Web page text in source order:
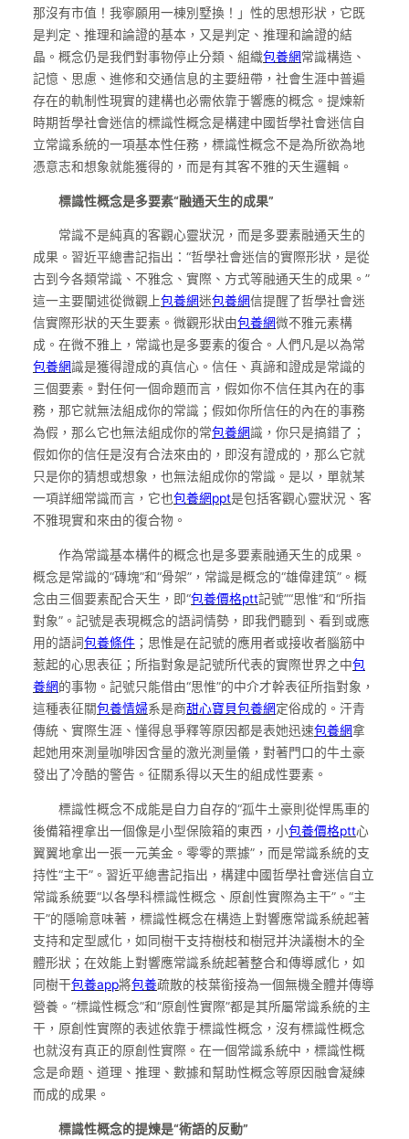
那沒有市值！我寧願用一棟別墅換！」性的思想形狀，它既
是判定、推理和論證的基本，又是判定、推理和論證的結
晶。概念仍是我們對事物停止分類、組織包養網常識構造、
記憶、思慮、進修和交通信息的主要紐帶，社會生涯中普遍
存在的軌制性現實的建構也必需依靠于響應的概念。提煉新
時期哲學社會迷信的標識性概念是構建中國哲學社會迷信自
立常識系統的一項基本性任務，標識性概念不是為所欲為地
憑意志和想象就能獲得的，而是有其客不雅的天生邏輯。
標識性概念是多要素“融通天生的成果”
常識不是純真的客觀心靈狀況，而是多要素融通天生的
成果。習近平總書記指出：“哲學社會迷信的實際形狀，是從
古到今各類常識、不雅念、實際、方式等融通天生的成果。”
這一主要闡述從微觀上包養網迷包養網信提醒了哲學社會迷
信實際形狀的天生要素。微觀形狀由包養網微不雅元素構
成。在微不雅上，常識也是多要素的復合。人們凡是以為常
包養網識是獲得證成的真信心。信任、真諦和證成是常識的
三個要素。對任何一個命題而言，假如你不信任其內在的事
務，那它就無法組成你的常識；假如你所信任的內在的事務
為假，那么它也無法組成你的常包養網識，你只是搞錯了；
假如你的信任是沒有合法來由的，即沒有證成的，那么它就
只是你的猜想或想象，也無法組成你的常識。是以，單就某
一項詳細常識而言，它也包養網ppt是包括客觀心靈狀況、客
不雅現實和來由的復合物。
作為常識基本構件的概念也是多要素融通天生的成果。
概念是常識的“磚塊”和“骨架”，常識是概念的“雄偉建筑”。概
念由三個要素配合天生，即“包養價格ptt記號”“思惟”和“所指
對象”。記號是表現概念的語詞情勢，即我們聽到、看到或應
用的語詞包養條件 ；思惟是在記號的應用者或接收者腦筋中
惹起的心思表征；所指對象是記號所代表的實際世界之中包
養網的事物。記號只能借由“思惟”的中介才幹表征所指對象，
這種表征關包養情婦系是商甜心寶貝包養網定俗成的。汗青
傳統、實際生涯、懂得息爭釋等原因都是表她迅速包養網拿
起她用來測量咖啡因含量的激光測量儀，對著門口的牛土豪
發出了冷酷的警告。征關系得以天生的組成性要素。
標識性概念不成能是自力自存的“孤牛土豪則從悍馬車的
後備箱裡拿出一個像是小型保險箱的東西，小包養價格ptt心
翼翼地拿出一張一元美金。零零的票據”，而是常識系統的支
持性“主干”。習近平總書記指出，構建中國哲學社會迷信自立
常識系統要“以各學科標識性概念、原創性實際為主干”。“主
干”的隱喻意味著，標識性概念在構造上對響應常識系統起著
支持和定型感化，如同樹干支持樹枝和樹冠并決議樹木的全
體形狀；在效能上對響應常識系統起著整合和傳導感化，如
同樹干包養app將包養疏散的枝葉銜接為一個無機全體并傳導
營養。“標識性概念”和“原創性實際”都是其所屬常識系統的主
干，原創性實際的表述依靠于標識性概念，沒有標識性概念
也就沒有真正的原創性實際。在一個常識系統中，標識性概
念是命題、道理、推理、數據和幫助性概念等原因融會凝練
而成的成果。
標識性概念的提煉是“術語的反動”